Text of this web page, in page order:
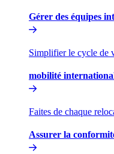
Gérer des équipes
Simplifier le cycle de
mobilité
Faites de chaque
Assurer la